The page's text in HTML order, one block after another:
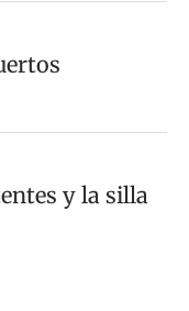
y la silla